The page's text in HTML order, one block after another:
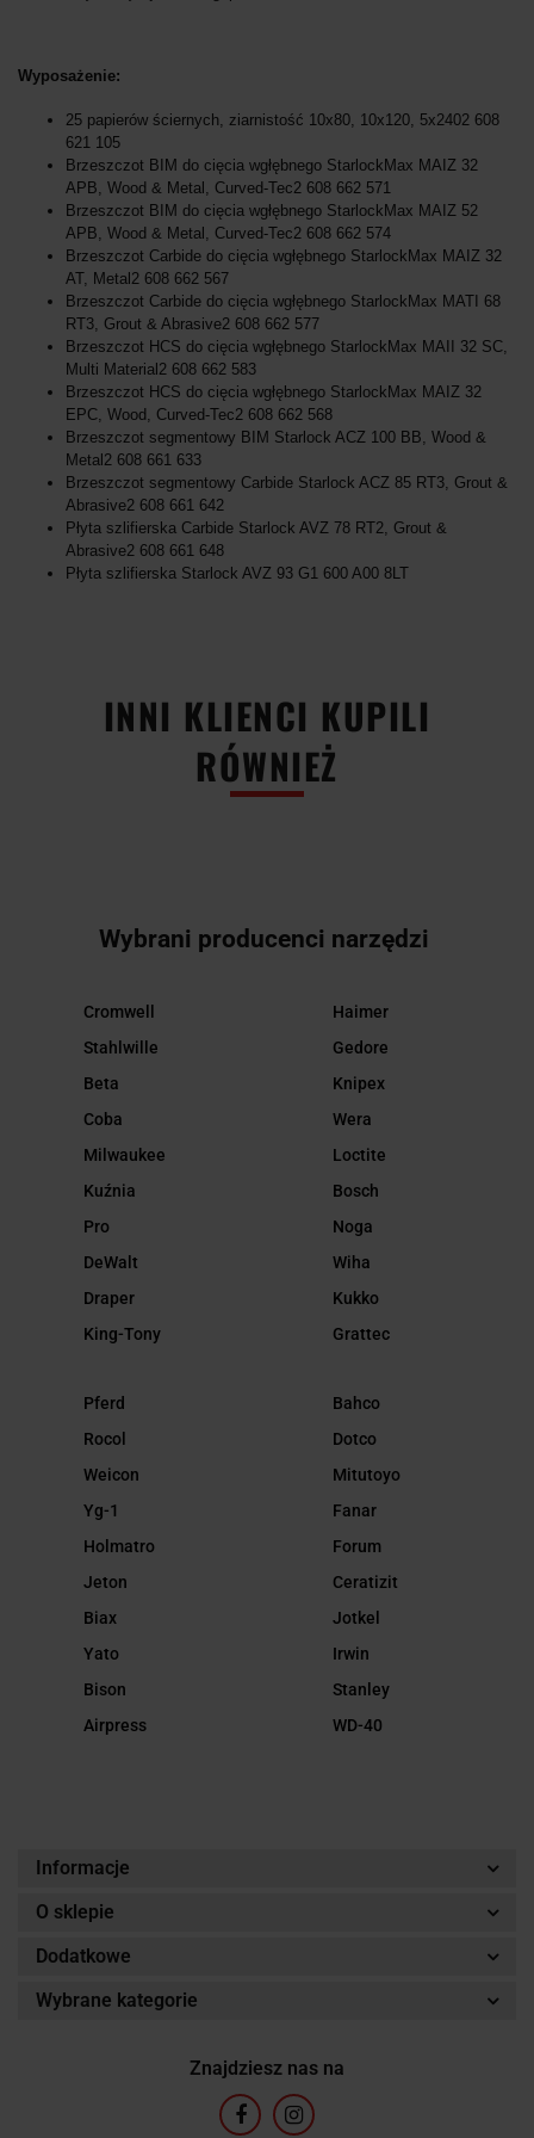
Wyposażenie:
25 papierów ściernych, ziarnistość 10x80, 10x120, 5x2402 608
621 105
Brzeszczot BIM do cięcia wgłębnego StarlockMax MAIZ 32
APB, Wood & Metal, Curved-Tec2 608 662 571
Brzeszczot BIM do cięcia wgłębnego StarlockMax MAIZ 52
APB, Wood & Metal, Curved-Tec2 608 662 574
Brzeszczot Carbide do cięcia wgłębnego StarlockMax MAIZ 32
AT, Metal2 608 662 567
Brzeszczot Carbide do cięcia wgłębnego StarlockMax MATI 68
RT3, Grout & Abrasive2 608 662 577
Brzeszczot HCS do cięcia wgłębnego StarlockMax MAII 32 SC,
Multi Material2 608 662 583
Brzeszczot HCS do cięcia wgłębnego StarlockMax MAIZ 32
EPC, Wood, Curved-Tec2 608 662 568
Brzeszczot segmentowy BIM Starlock ACZ 100 BB, Wood &
Metal2 608 661 633
Brzeszczot segmentowy Carbide Starlock ACZ 85 RT3, Grout &
Abrasive2 608 661 642
Płyta szlifierska Carbide Starlock AVZ 78 RT2, Grout &
Abrasive2 608 661 648
Płyta szlifierska Starlock AVZ 93 G1 600 A00 8LT
INNI KLIENCI KUPILI
RÓWNIEŻ
Wybrani producenci narzędzi
Cromwell
Stahlwille
Beta
Coba
Milwaukee
Kuźnia
Pro
DeWalt
Draper
King-Tony
Haimer
Gedore
Knipex
Wera
Loctite
Bosch
Noga
Wiha
Kukko
Grattec
Pferd
Rocol
Weicon
Yg-1
Holmatro
Jeton
Biax
Yato
Bison
Airpress
Bahco
Dotco
Mitutoyo
Fanar
Forum
Ceratizit
Jotkel
Irwin
Stanley
WD-40
Informacje
O sklepie
Dodatkowe
Wybrane kategorie
Znajdziesz nas na